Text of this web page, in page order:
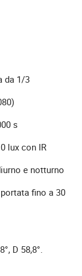
da 1/3
s
lux con IR
e notturno
fino a 30
D 58,8°.